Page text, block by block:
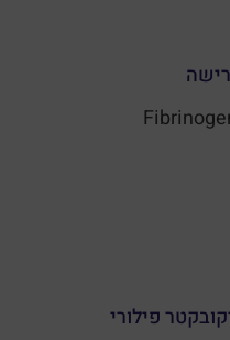
פילורי